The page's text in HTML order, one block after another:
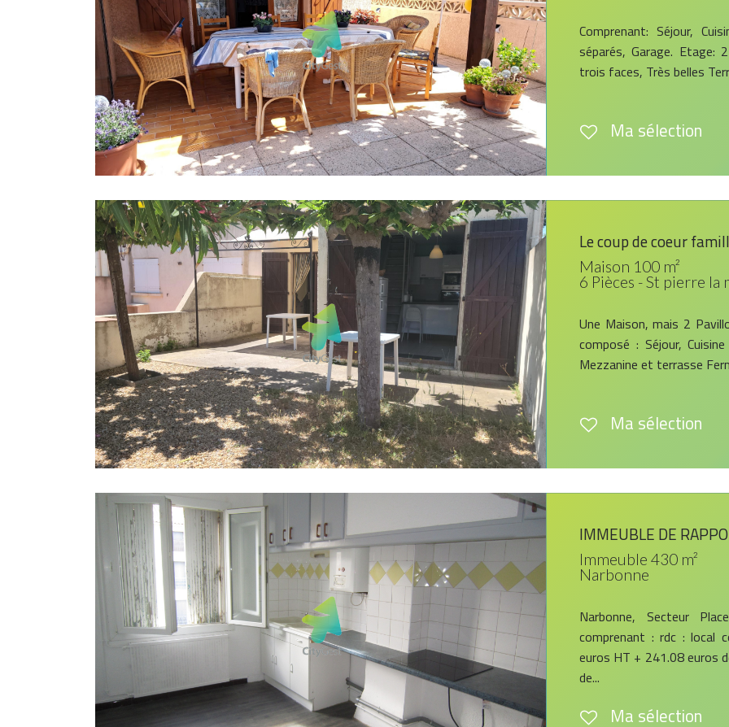
Comprenant: Séjour,
séparés, Garage. Etage:
trois faces, Très belles
Ma sélection
Le coup de coeur
Maison 100 m²
6 Pièces - St pierre la
Une Maison, mais 2
composé : Séjour,
Mezzanine et terrasse
Ma sélection
IMMEUBLE DE
Immeuble 430 m²
Narbonne
Narbonne, Secteur
comprenant : rdc : local
euros HT + 241.08 euros
de...
Ma sélection